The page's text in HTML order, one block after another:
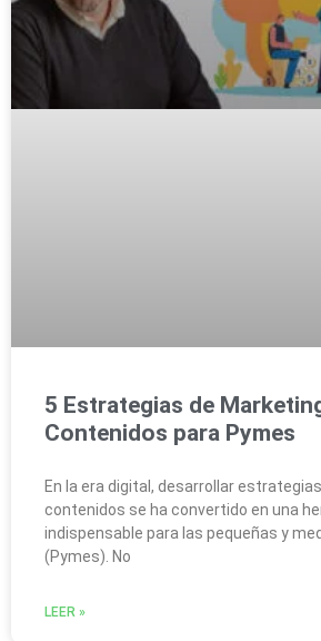
5 Estrategias de
Contenidos para Pymes
En la era digital, desarrollar
contenidos se ha convertido en una
indispensable para las pequeñas y
(Pymes). No
LEER »